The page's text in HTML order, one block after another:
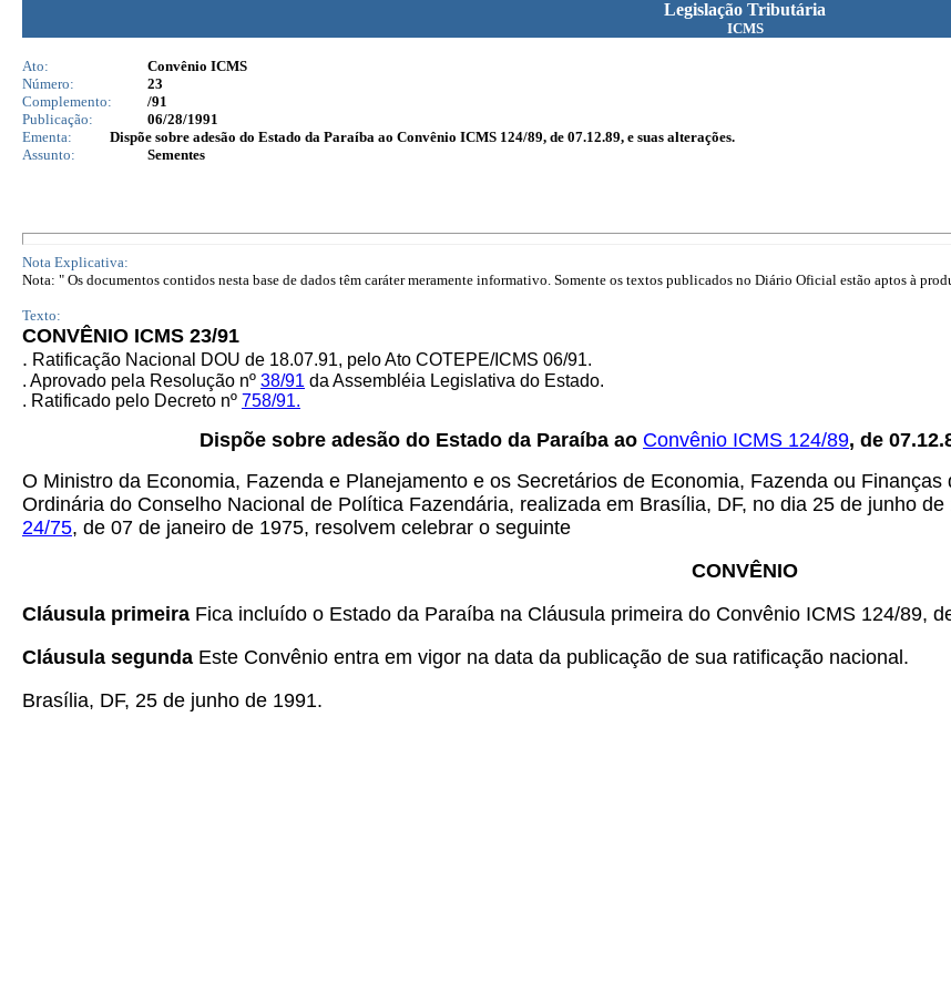
Legislação Tributária
ICMS
Ato:
Convênio ICMS
Número:
23
Complemento:
/91
Publicação:
06/28/1991
Ementa:
Dispõe sobre adesão do Estado da Paraíba ao Convênio ICMS 124/89, de 07.12.89, e suas alterações.
Assunto:
Sementes
Nota Explicativa:
Nota: " Os documentos contidos nesta base de dados têm caráter meramente informativo. Somente os textos publicados no Diário Oficial estão aptos à
Texto:
CONVÊNIO ICMS 23/91
. Ratificação Nacional DOU de 18.07.91, pelo Ato COTEPE/ICMS 06/91.
. Aprovado pela Resolução nº 38/91 da Assembléia Legislativa do Estado.
. Ratificado pelo Decreto nº 758/91.
Dispõe sobre adesão do Estado da Paraíba ao Convênio ICMS 124/89, de
O Ministro da Economia, Fazenda e Planejamento e os Secretários de Economia, Fazenda ou
Ordinária do Conselho Nacional de Política Fazendária, realizada em Brasília, DF, no dia 25 de junho
24/75, de 07 de janeiro de 1975, resolvem celebrar o seguinte
CONVÊNIO
Cláusula primeira Fica incluído o Estado da Paraíba na Cláusula primeira do Convênio ICMS 124/89,
Cláusula segunda Este Convênio entra em vigor na data da publicação de sua ratificação nacional.
Brasília, DF, 25 de junho de 1991.